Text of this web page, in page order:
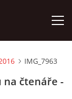
IMG_7963
na čtenáře -